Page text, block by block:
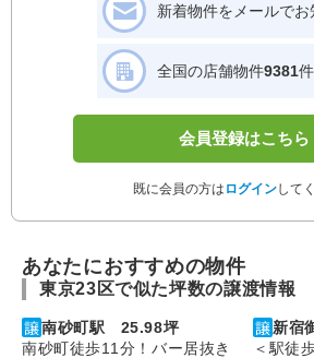
新着物件をメールでお
全国の店舗物件9381
会員登録はこちら
既に会員の方は ログインして
あなたにおすすめの物件
東京23区で似た坪数の譲渡情報
南砂町駅 25.98坪
南砂町徒歩11分！バー居抜き
新宿
＜駅徒